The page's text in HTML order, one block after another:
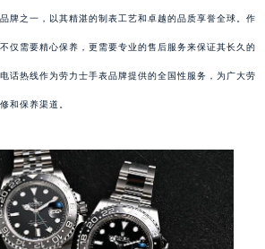
牌之一，以其精湛的制表工艺和卓越的品质享誉全球。作
仅需要精心保养，更需要专业的售后服务来保证其长久的
话热线作为劳力士手表品牌提供的全国性服务，为广大劳
和保养渠道。